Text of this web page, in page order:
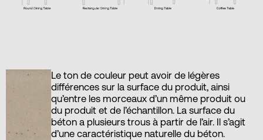
Le ton de couleur peut avoir de légères
différences sur la surface du produit, ainsi
qu’entre les morceaux d’un même produit ou
du produit et de l’échantillon. La surface du
béton a plusieurs trous à partir de l’air. Il s’agit
d’une caractéristique naturelle du béton.